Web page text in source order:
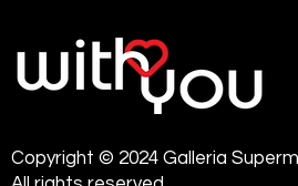
Copyright © 2024 Galleria